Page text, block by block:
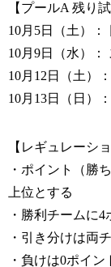
【プールA 残り試
10月5日（土）：
10月9日（水）：
10月12日（土）
10月13日（日）
【レギュレーショ
・ポイント（勝
上位とする
・勝利チームに
・引き分けは両
・負けは0ポイン